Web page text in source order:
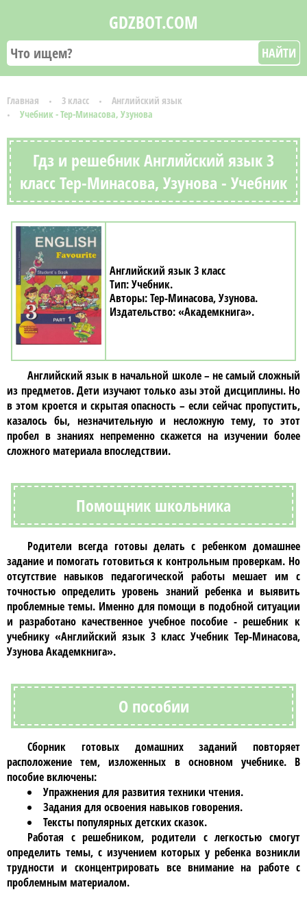
GDZBOT.COM
НАЙТИ
Главная 3 класс
Английский язык
Учебник - Тер-Минасова, Узунова
Гдз и решебник Английский язык 3
класс Тер-Минасова, Узунова - Учебник
Английский язык 3 класс
Учебник
Тер-Минасова, Узунова
«Академкнига»
Английский языкв начальной школе – не самый сложный
из предметов. Дети изучают только азы этой дисциплины. Но
в этом кроется и скрытая опасность – если сейчас пропустить,
казалось бы, незначительную и несложную тему, то этот
пробел в знаниях непременно скажется на изучении более
сложного материала впоследствии.
Помощник школьника
Родители всегда готовы делать с ребенком домашнее
задание и помогать готовиться к контрольным проверкам. Но
отсутствие навыков педагогической работы мешает им с
точностью определить уровень знаний ребенка и выявить
проблемные темы. Именно для помощи в подобной ситуации
и разработано качественное учебное пособие - решебник к
учебнику «Английский язык 3 класс Учебник Тер-Минасова,
Узунова Академкнига».
О пособии
Сборник готовых домашних заданий повторяет
расположение тем, изложенных в основном учебнике. В
пособие включены:
Упражнения для развития техники чтения.
Задания для освоения навыков говорения.
Тексты популярных детских сказок.
Работая срешебником, родители с легкостью смогут
определить темы, с изучением которых у ребенка возникли
трудности и сконцентрировать все внимание на работе с
проблемным материалом.